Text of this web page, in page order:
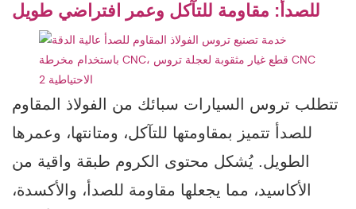
للصدأ: مقاومة للتآكل وعمر افتراضي طويل
تتطلب تروس السيارات سبائك من الفولاذ المقاوم
للصدأ تتميز بمقاومتها للتآكل، ومتانتها، وعمرها
الطويل. يُشكل محتوى الكروم طبقة واقية من
الأكاسيد، مما يجعلها مقاومة للصدأ، والأكسدة،